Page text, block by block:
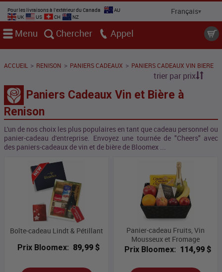
Pour les livraisons à l'extérieur du Canada
AU
UK
US CH NZ
Menu Chercher Appel
ACCUEIL > RENISON > PANIERS CADEAUX > PANIERS CADEAUX VIN BIERE
trier par prix
Paniers Cadeaux Vin et Bière à
Renison
L'un de nos choix les plus populaires en tant que cadeau personnel ou
panier-cadeau d'entreprise. Envoyez une tournée de "Cheers" avec
des paniers-cadeaux de vin et de bière de Bloomex ...
Boîte-cadeau Lindt & Pétillant
Prix Bloomex: 89,99 $
Panier-cadeau Fruits, Vin
Mousseux et Fromage
Prix Bloomex: 114,99 $